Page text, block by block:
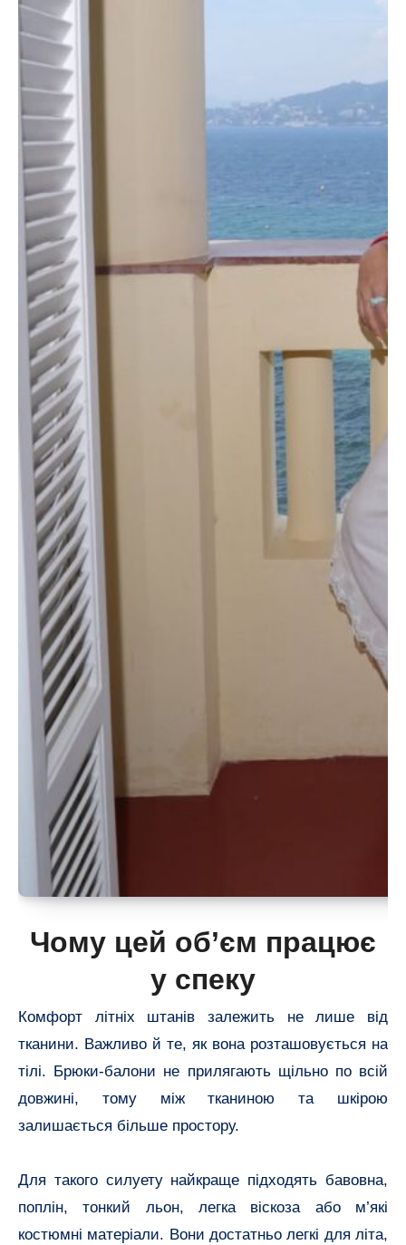
Чому цей об’єм працює
у спеку
Комфорт літніх штанів залежить не лише від
тканини. Важливо й те, як вона розташовується на
тілі. Брюки-балони не прилягають щільно по всій
довжині, тому між тканиною та шкірою
залишається більше простору.
Для такого силуету найкраще підходять бавовна,
поплін, тонкий льон, легка віскоза або м’які
костюмні матеріали. Вони достатньо легкі для літа,